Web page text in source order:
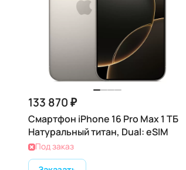
133 870 ₽
Смартфон iPhone 16 Pro Max 1 ТБ
Натуральный титан, Dual: eSIM
Под заказ